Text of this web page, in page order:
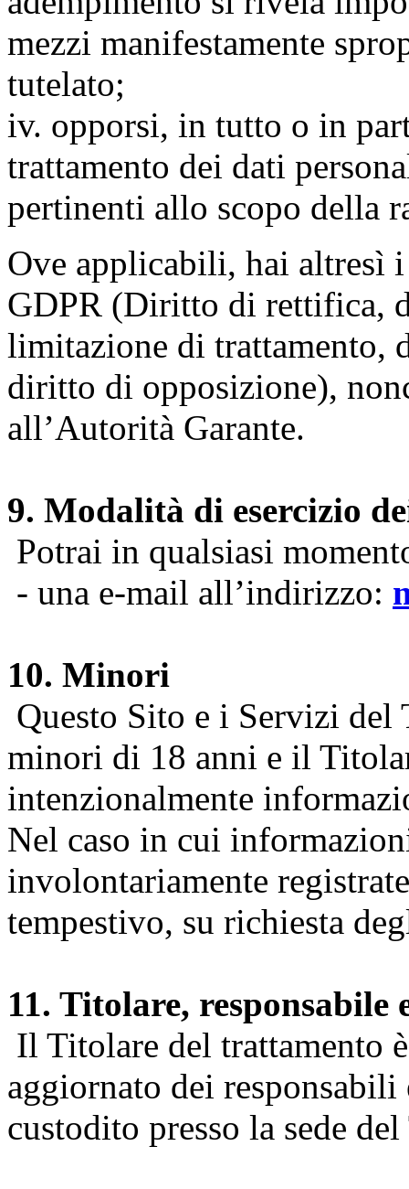
mezzi manifestamente
tutelato;
iv. opporsi, in tutto o in
trattamento dei dati
pertinenti allo scopo della
Ove applicabili, hai
GDPR (Diritto di rettifica,
limitazione di trattamento,
diritto di opposizione),
all’Autorità Garante.
9. Modalità di esercizio
Potrai in qualsiasi
- una e-mail all’indirizzo:
10. Minori
Questo Sito e i Servizi del
minori di 18 anni e il
intenzionalmente
Nel caso in cui
involontariamente
tempestivo, su richiesta
11. Titolare, responsabile
Il Titolare del trattamento
aggiornato dei
custodito presso la sede